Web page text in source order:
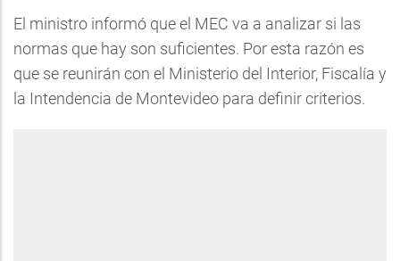
El ministro informó que el MEC va a analizar si las
normas que hay son suficientes. Por esta razón es
que se reunirán con el Ministerio del Interior, Fiscalía y
la Intendencia de Montevideo para definir criterios.